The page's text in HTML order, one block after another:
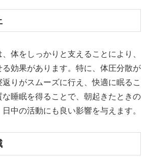
体をしっかりと支えることにより、
る効果があります。特に、体圧分散が
りがスムーズに行え、快適に眠るこ
な睡眠を得ることで、朝起きたときの
中の活動にも良い影響を与えます。